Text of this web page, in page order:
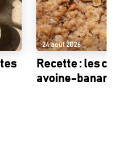
24 août 2026
Recette : les
avoine-